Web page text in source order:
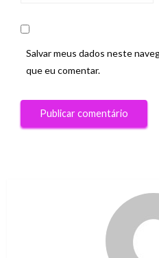
Salvar meus dados neste
que eu comentar.